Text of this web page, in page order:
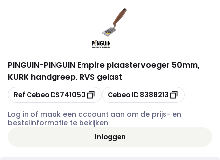
PINGUIN-PINGUIN Empire plaastervoeger 50mm,
KURK handgreep, RVS gelast
Kopiëren
Ref Cebeo DS741050 Kopiëren
Cebeo ID 8388213
Log in of maak een account aan om de prijs- en
bestelinformatie te bekijken
Inloggen